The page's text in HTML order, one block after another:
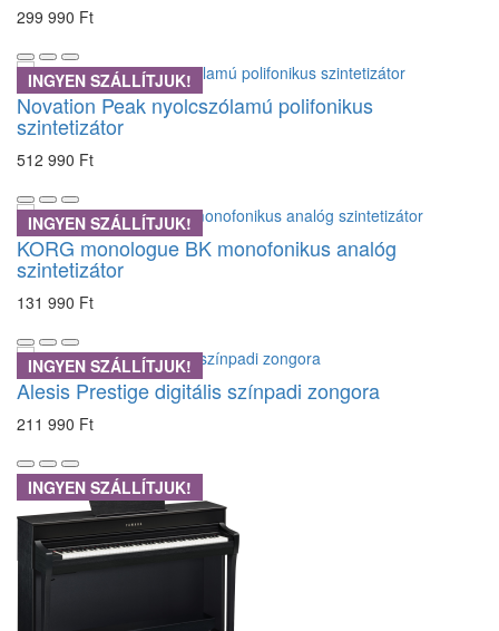
299 990 Ft
INGYEN SZÁLLÍTJUK!
Novation Peak nyolcszólamú polifonikus
szintetizátor
512 990 Ft
INGYEN SZÁLLÍTJUK!
KORG monologue BK monofonikus analóg
szintetizátor
131 990 Ft
INGYEN SZÁLLÍTJUK!
Alesis Prestige digitális színpadi zongora
211 990 Ft
INGYEN SZÁLLÍTJUK!